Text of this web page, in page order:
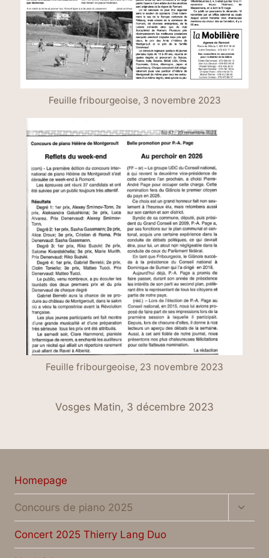
Feuille fribourgeoise, 3 novembre 2023
Feuille fribourgeoise, 23 novembre 2023
Vosges Matin, 3 décembre 2023
Homepage
Concours de piano 2025
Concert 2025 Thierry Lang Duo